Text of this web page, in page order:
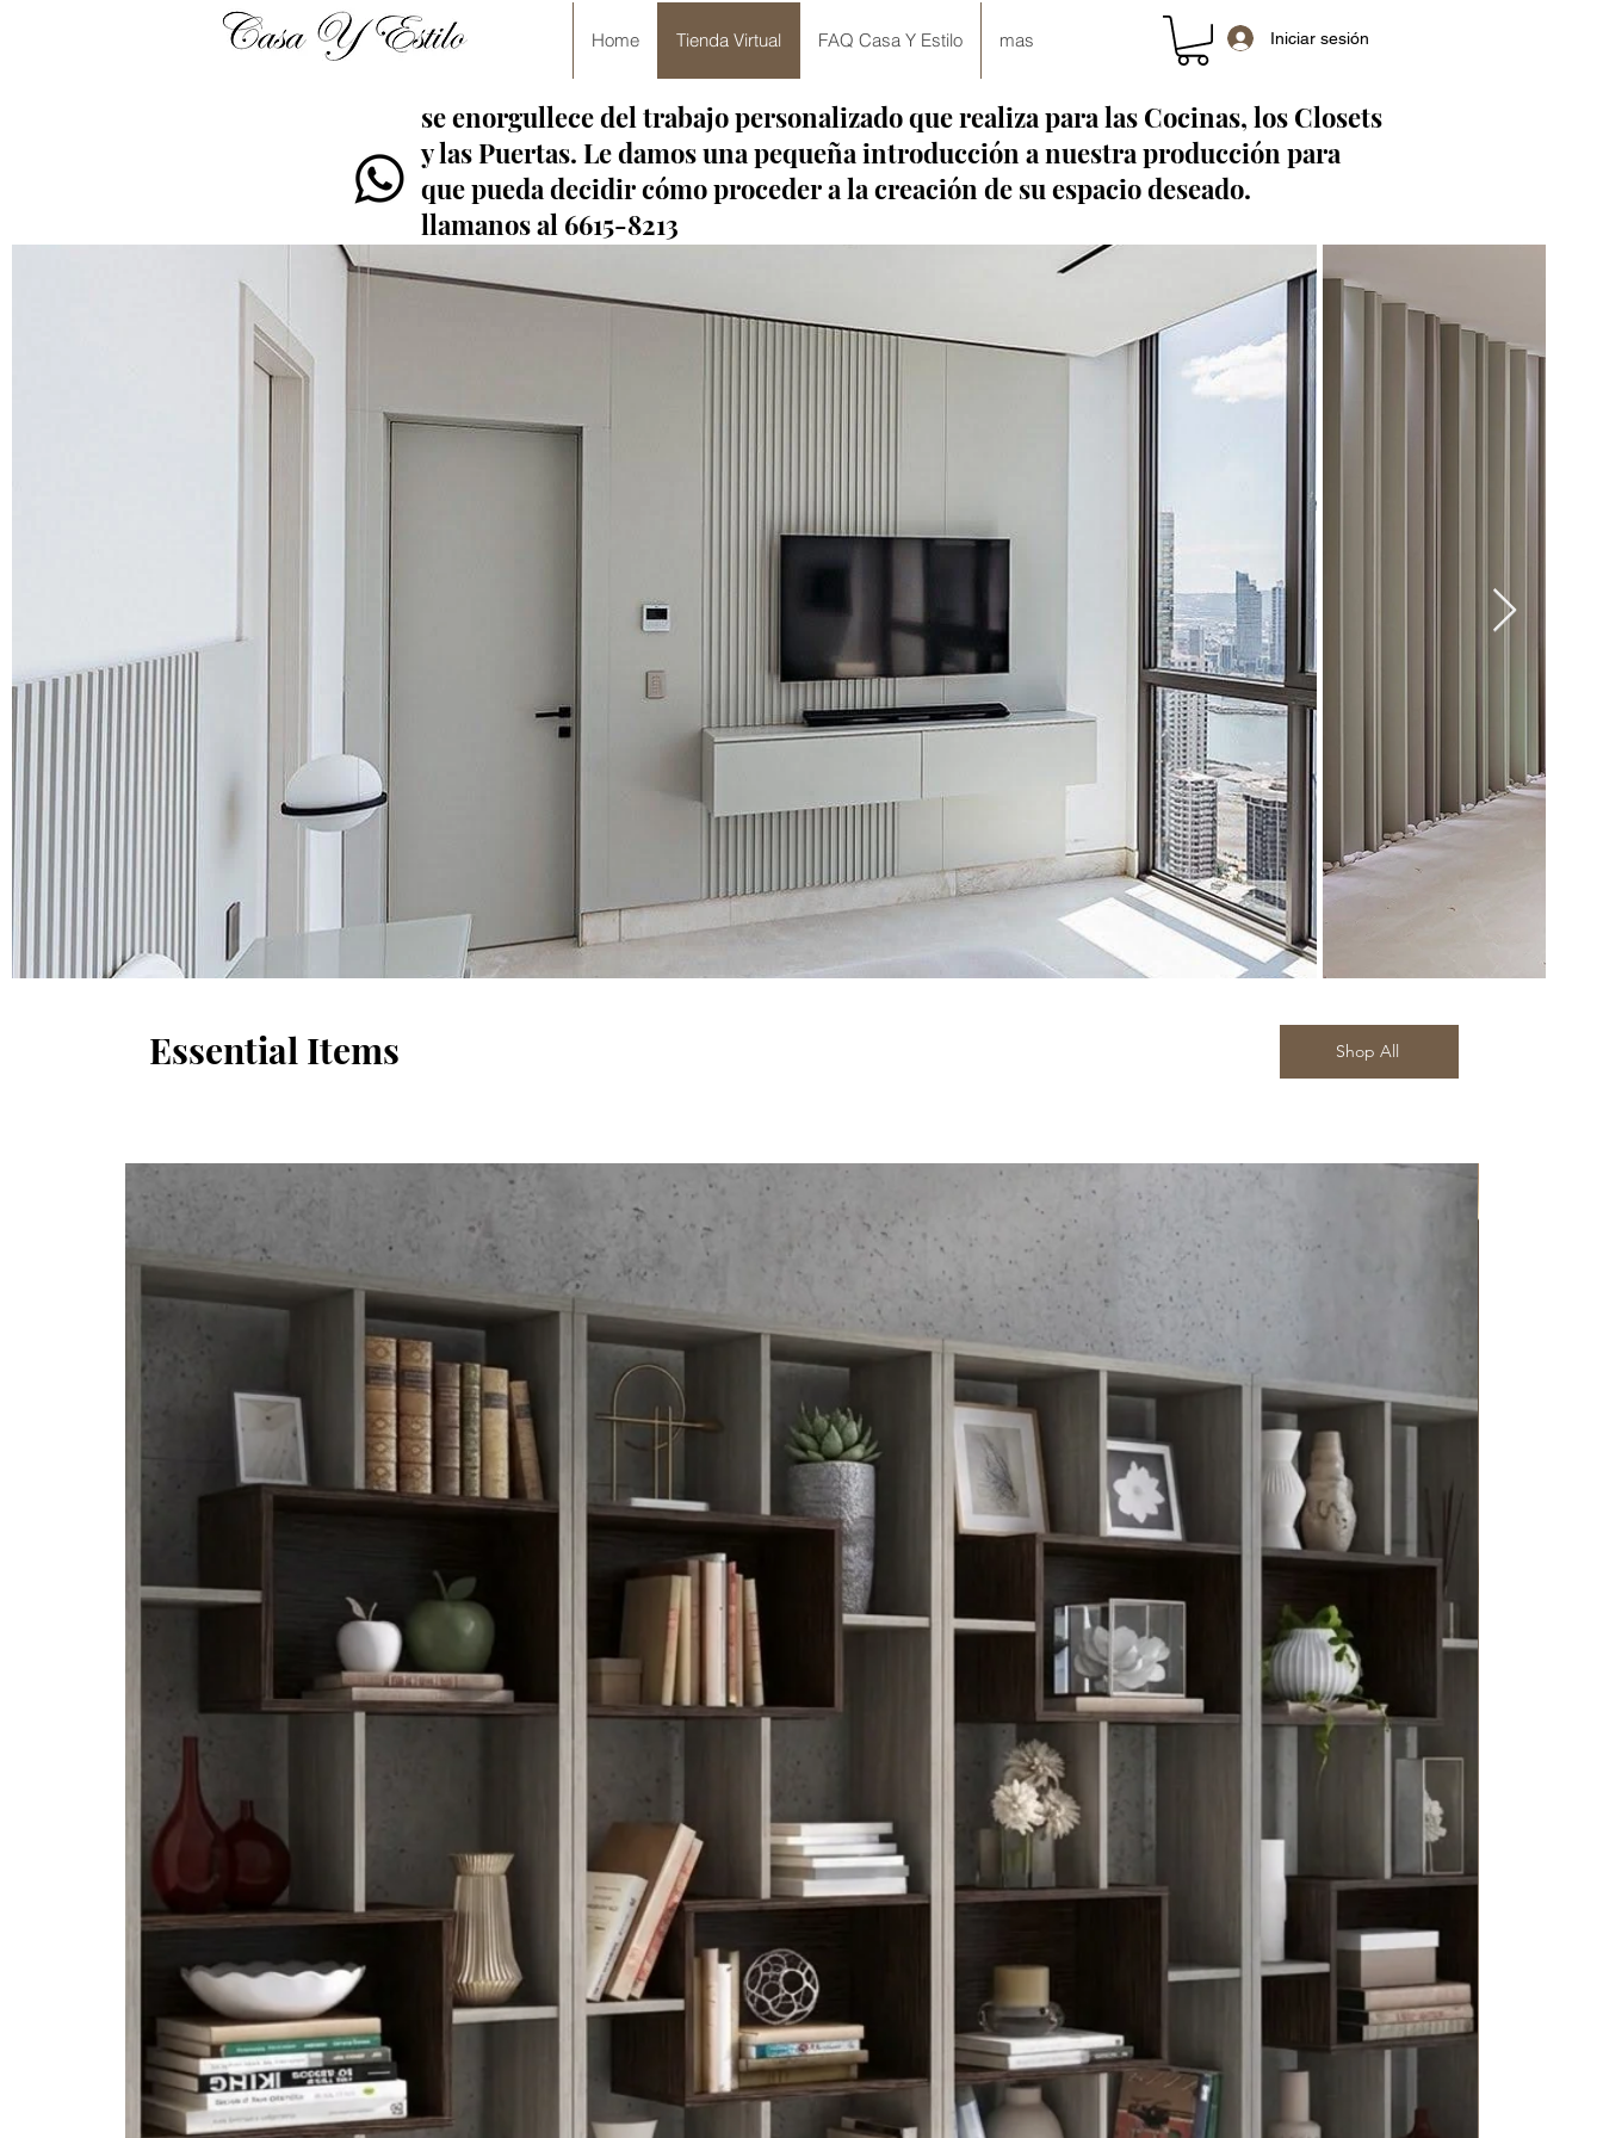
Home Tienda Virtual FAQ Casa Y Estilo mas Iniciar sesión
se enorgullece del trabajo personalizado que realiza para las Cocinas, los Closets
y las Puertas. Le damos una pequeña introducción a nuestra producción para
que pueda decidir cómo proceder a la creación de su espacio deseado.
llamanos al 6615-8213
Essential Items Shop All